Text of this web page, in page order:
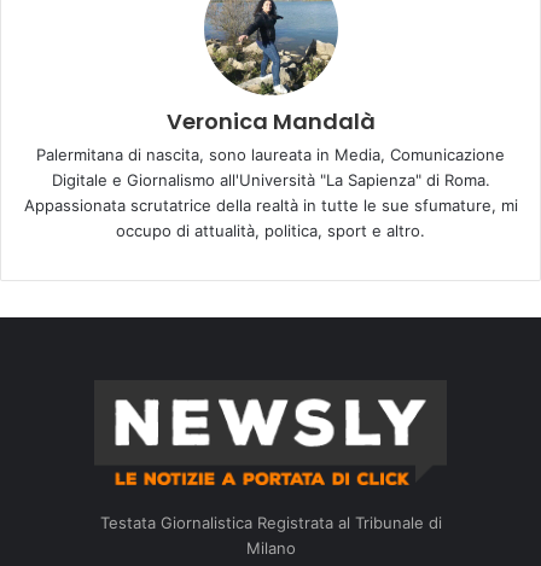
Veronica Mandalà
Palermitana di nascita, sono laureata in Media, Comunicazione
Digitale e Giornalismo all'Università "La Sapienza" di Roma.
Appassionata scrutatrice della realtà in tutte le sue sfumature, mi
occupo di attualità, politica, sport e altro.
Testata Giornalistica Registrata al Tribunale di
Milano